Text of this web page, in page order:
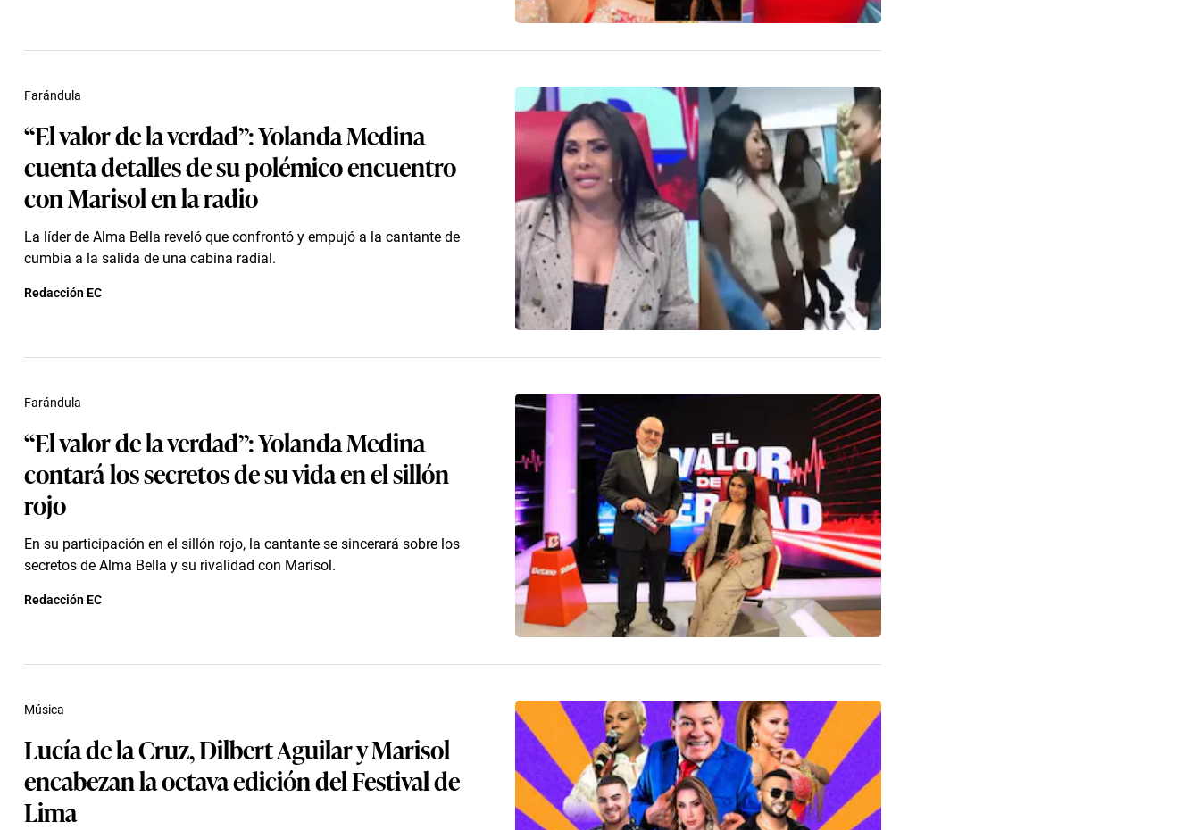
“El valor de la verdad”: Yolanda Medina
cuenta detalles de su polémico encuentro
con Marisol en la radio
La líder de Alma Bella reveló que confrontó y empujó a la cantante de
cumbia a la salida de una cabina radial.
Farándula
Redacción EC
“El valor de la verdad”: Yolanda Medina
contará los secretos de su vida en el sillón
rojo
En su participación en el sillón rojo, la cantante se sincerará sobre los
secretos de Alma Bella y su rivalidad con Marisol.
Farándula
Redacción EC
Lucía de la Cruz, Dilbert Aguilar y Marisol
encabezan la octava edición del Festival de
Lima
Música